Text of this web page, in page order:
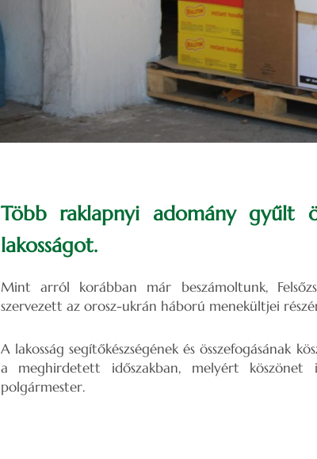
Több raklapnyi adomány gyűlt
lakosságot.
Mint arról korábban már beszámoltunk,
szervezett az orosz-ukrán háború menekültjei
A lakosság segítőkészségének és összefogásának
a meghirdetett időszakban, melyért
polgármester.